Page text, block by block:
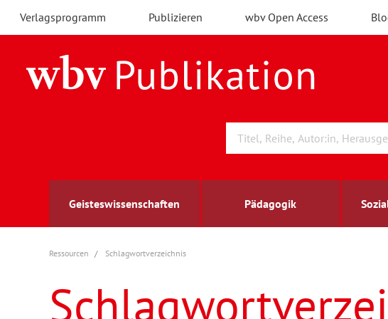
Verlagsprogramm Publizieren wbv Open Access
Geisteswissenschaften Pädagogik
Archäologie
Berufs- und Wirtschaftspädagogik
Arbeitsmarktforschung
Außenwirtschaft
berufsbildung
Ressourcen Schlagwortverzeichnis